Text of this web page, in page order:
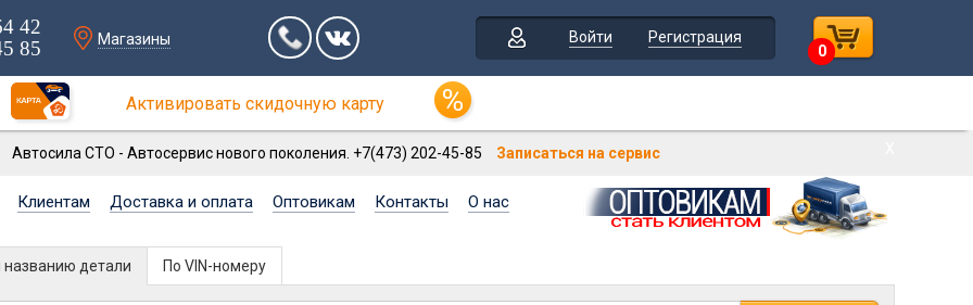
42
85
Магазины Войти
Регистрация
0
Активировать скидочную карту
Автосила СТО - Автосервис нового поколения. +7(473) 202-45-85 Записаться на сервис
Клиентам Доставка и оплата Оптовикам Контакты О нас
названию детали По VIN-номеру